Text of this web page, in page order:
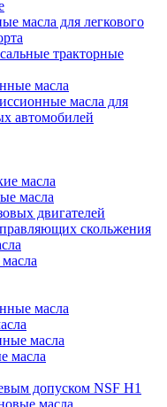
масла для легкового
тракторные
масла
масла для
автомобилей
масла
масла
двигателей
скольжения
масла
масла
масла
допуском NSF H1
масла